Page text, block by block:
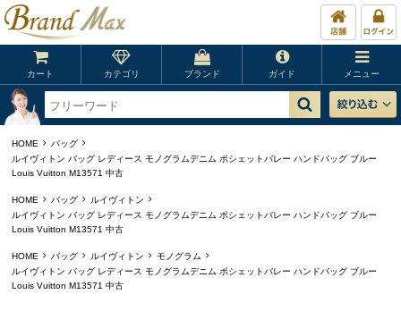
カート カテゴリ ブランド ガイド メニュー
HOME
バッグ
ルイヴィトン バッグ レディース モノグラムデニム ポシェットバレー ハンドバッグ ブルー
Louis Vuitton M13571 中古
HOME バッグ
ルイヴィトン
ルイヴィトン バッグ レディース モノグラムデニム ポシェットバレー ハンドバッグ ブルー
Louis Vuitton M13571 中古
HOME バッグ ルイヴィトン
モノグラム
ルイヴィトン バッグ レディース モノグラムデニム ポシェットバレー ハンドバッグ ブルー
Louis Vuitton M13571 中古